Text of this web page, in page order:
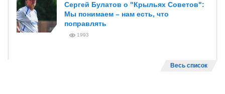
Сергей Булатов о "Крыльях Советов":
Мы понимаем – нам есть, что
поправлять
1993
Весь список